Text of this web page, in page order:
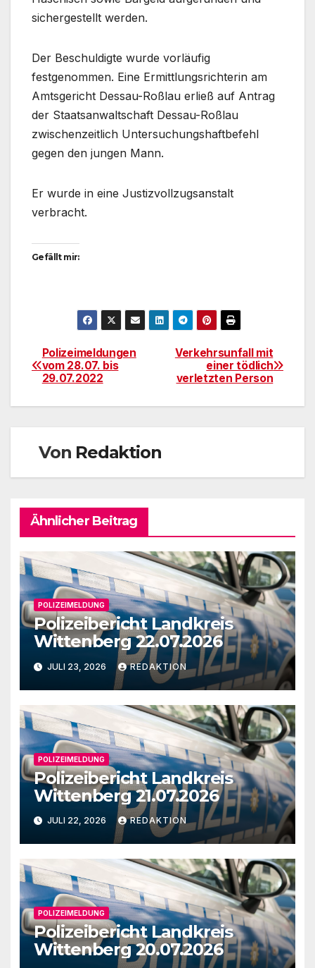
sichergestellt werden.
Der Beschuldigte wurde vorläufig
festgenommen. Eine Ermittlungsrichterin am
Amtsgericht Dessau-Roßlau erließ auf Antrag
der Staatsanwaltschaft Dessau-Roßlau
zwischenzeitlich Untersuchungshaftbefehl
gegen den jungen Mann.
Er wurde in eine Justizvollzugsanstalt
verbracht.
Gefällt mir:
Beitragsnavigation
Verkehrsunfall mit
einer tödlich
verletzten Person
Polizeimeldungen
vom 28.07. bis
29.07.2022
Von Redaktion
Ähnlicher Beitrag
POLIZEIMELDUNG
Polizeibericht Landkreis
Wittenberg 22.07.2026
JULI 23, 2026 REDAKTION
POLIZEIMELDUNG
Polizeibericht Landkreis
Wittenberg 21.07.2026
JULI 22, 2026 REDAKTION
POLIZEIMELDUNG
Polizeibericht Landkreis
Wittenberg 20.07.2026